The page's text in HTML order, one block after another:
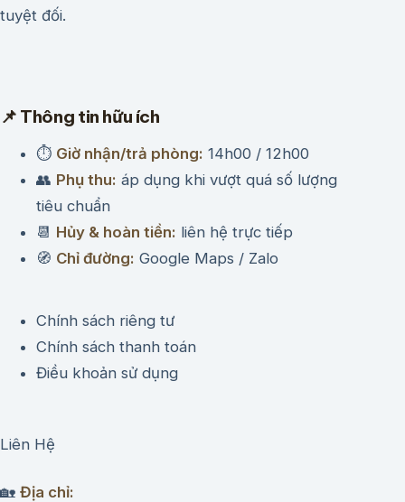
tuyệt đối.
📌 Thông tin hữu ích
⏱ Giờ nhận/trả phòng: 14h00 / 12h00
👥 Phụ thu: áp dụng khi vượt quá số lượng
tiêu chuẩn
📆 Hủy & hoàn tiền: liên hệ trực tiếp
🧭 Chỉ đường: Google Maps / Zalo
Chính sách riêng tư
Chính sách thanh toán
Điều khoản sử dụng
Liên Hệ
🏡 Địa chỉ: